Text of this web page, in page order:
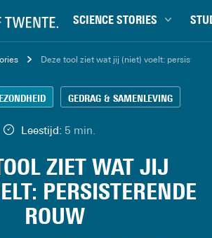
SCIENCE STORIES
Chiptechnologie
Gedrag & samenleving
Gezondheid
Natuurkunde & materialen
Robotica
Veiligheid
Deze tool ziet wat jij (niet) voelt:
Leestijd: 5 min.
GEDRAG & SAMENLEVING
ZIET WAT JIJ
PERSISTERENDE
ROUW